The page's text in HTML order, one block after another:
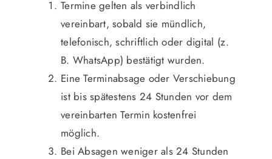
Termine gelten als verbindlich
vereinbart, sobald sie mündlich,
telefonisch, schriftlich oder digital (z.
B. WhatsApp) bestätigt wurden.
Eine Terminabsage oder Verschiebung
ist bis spätestens 24 Stunden vor dem
vereinbarten Termin kostenfrei
möglich.
Bei Absagen weniger als 24 Stunden